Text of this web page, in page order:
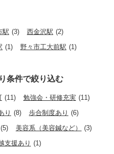
駅 (3) 西金沢駅 (2)
(1) 野々市工大前駅 (1)
条件で絞り込む
(11) 勉強会・研修充実 (11)
り (8) 歩合制度あり (6)
(5) 美容系（美容鍼など）
(3)
支援あり (1)